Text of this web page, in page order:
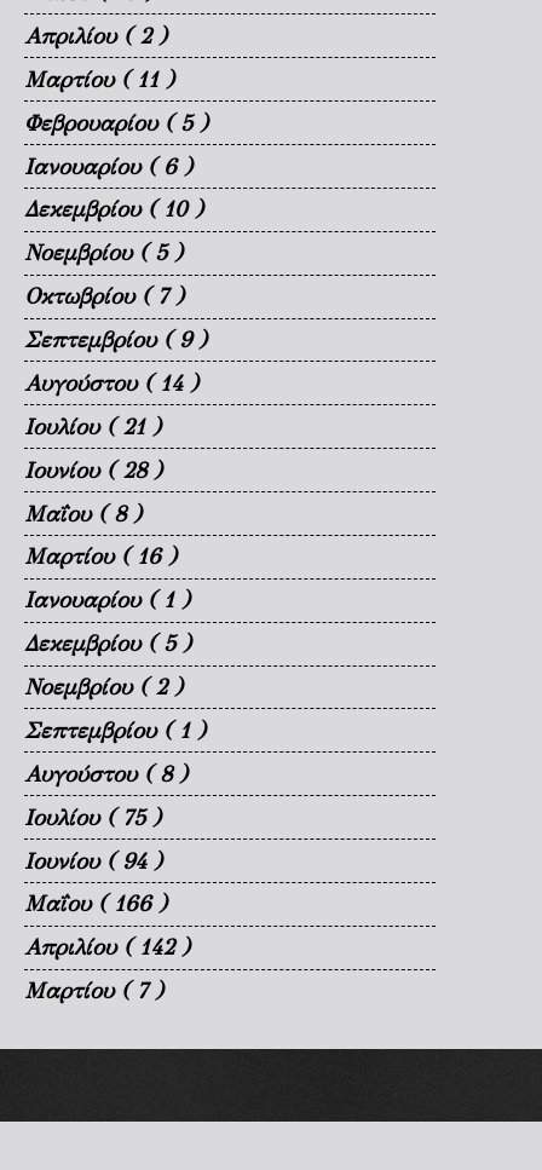
Απριλίου ( 2 )
Μαρτίου ( 11 )
Φεβρουαρίου ( 5 )
Ιανουαρίου ( 6 )
Δεκεμβρίου ( 10 )
Νοεμβρίου ( 5 )
Οκτωβρίου ( 7 )
Σεπτεμβρίου ( 9 )
Αυγούστου ( 14 )
Ιουλίου ( 21 )
Ιουνίου ( 28 )
Μαΐου ( 8 )
Μαρτίου ( 16 )
Ιανουαρίου ( 1 )
Δεκεμβρίου ( 5 )
Νοεμβρίου ( 2 )
Σεπτεμβρίου ( 1 )
Αυγούστου ( 8 )
Ιουλίου ( 75 )
Ιουνίου ( 94 )
Μαΐου ( 166 )
Απριλίου ( 142 )
Μαρτίου ( 7 )